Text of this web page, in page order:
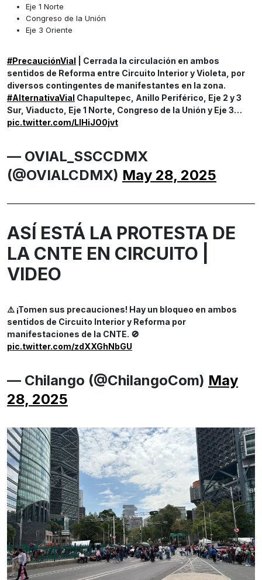
Eje 1 Norte
Congreso de la Unión
Eje 3 Oriente
#PrecauciónVial
| Cerrada la circulación en ambos
sentidos de Reforma entre Circuito Interior y Violeta, por
diversos contingentes de manifestantes en la zona.
#AlternativaVial Chapultepec, Anillo Periférico, Eje 2 y 3
Sur, Viaducto, Eje 1 Norte, Congreso de la Unión y Eje 3…
pic.twitter.com/LlHiJO0jvt
— OVIAL_SSCCDMX
(@OVIALCDMX) May 28, 2025
ASÍ ESTÁ LA PROTESTA DE
LA CNTE EN CIRCUITO |
VIDEO
⚠️ ¡Tomen sus precauciones! Hay un bloqueo en ambos
sentidos de Circuito Interior y Reforma por
manifestaciones de la CNTE. 🚫
pic.twitter.com/zdXXGhNbGU
— Chilango (@ChilangoCom) May
28, 2025